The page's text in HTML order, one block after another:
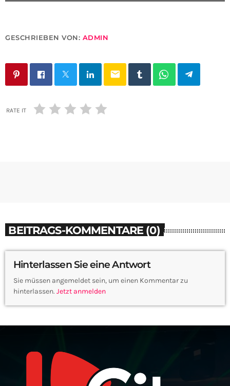
GESCHRIEBEN VON: ADMIN
email
RATE IT
BEITRAGS-KOMMENTARE (0)
Hinterlassen Sie eine Antwort
Sie müssen angemeldet sein, um einen Kommentar zu
hinterlassen. Jetzt anmelden